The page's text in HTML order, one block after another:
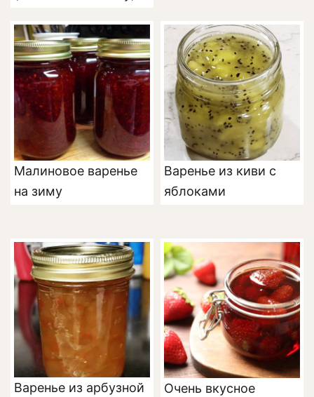
Малиновое варенье
на зиму
Варенье из киви с
яблоками
Варенье из арбузной
Очень вкусное